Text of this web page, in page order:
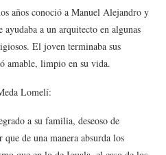
años conoció a Manuel Alejandro y
a un arquitecto en algunas
El joven terminaba sus
amable, limpio en su vida.
Lomelí:
a su familia, deseoso de
de una manera absurda los